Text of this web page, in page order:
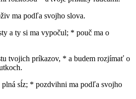
ma podľa svojho slova.
a ty si ma vypočul; * pouč ma o
tvojich príkazov, * a budem rozjímať o
plná sĺz; * pozdvihni ma podľa svojho